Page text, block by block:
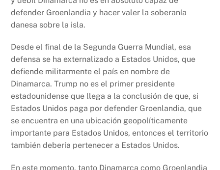
defender Groenlandia y hacer valer la soberanía
danesa sobre la isla.
Desde el final de la Segunda Guerra Mundial, esa
defensa se ha externalizado a Estados Unidos, que
defiende militarmente el país en nombre de
Dinamarca. Trump no es el primer presidente
estadounidense que llega a la conclusión de que, si
Estados Unidos paga por defender Groenlandia, que
se encuentra en una ubicación geopolíticamente
importante para Estados Unidos, entonces el territorio
también debería pertenecer a Estados Unidos.
En este momento, tanto Dinamarca como Groenlandia